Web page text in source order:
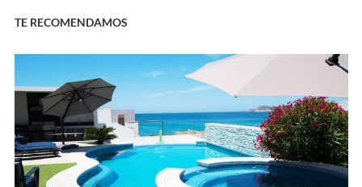
TE RECOMENDAMOS